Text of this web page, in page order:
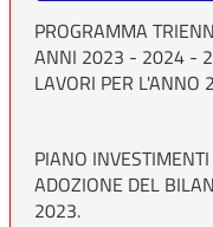
PROGRAMMA
ANNI 2023 - 2024 -
LAVORI PER L'ANNO
PIANO
ADOZIONE DEL
2023.